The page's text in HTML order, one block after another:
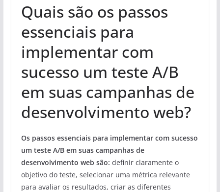
Quais são os passos
essenciais para
implementar com
sucesso um teste A/B
em suas campanhas de
desenvolvimento web?
Os passos essenciais para implementar com sucesso
um teste A/B em suas campanhas de
desenvolvimento web são: definir claramente o
objetivo do teste, selecionar uma métrica relevante
para avaliar os resultados, criar as diferentes